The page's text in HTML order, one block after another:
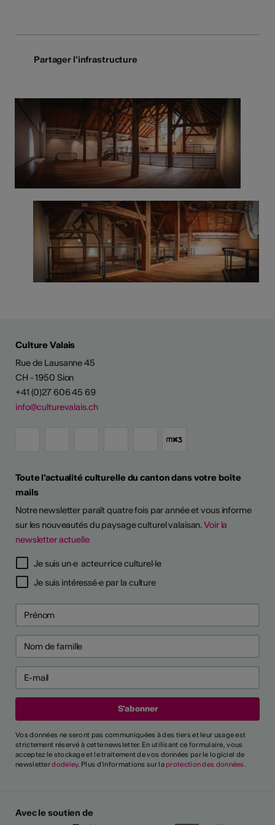
D'ARTISTES
Partager l'infrastructure
Culture Valais
Rue de Lausanne 45
CH - 1950 Sion
+41 (0)27 606 45 69
info@culturevalais.ch
Toute l'actualité culturelle du canton dans votre boîte
mails
Notre newsletter paraît quatre fois par année et vous informe
sur les nouveautés du paysage culturel valaisan.Voir la
newsletter actuelle
Je suis un·e acteur·rice culturel·le
Je suis intéressé·e par la culture
Vos données ne seront pas communiquées à des tiers et leur usage est
strictement réservé à cette newsletter. En utilisant ce formulaire, vous
acceptez le stockage et le traitement de vos données par le logiciel de
newsletterdodeley. Plus d'informations sur la protection des données.
Avec le soutien de